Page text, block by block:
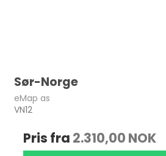
Sør-Norge
eMap as
VN12
Pris fra 2.310,00 NOK